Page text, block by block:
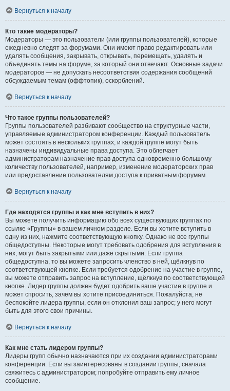
Вернуться к началу
Кто такие модераторы?
Модераторы — это пользователи (или группы пользователей), которые
ежедневно следят за форумами. Они имеют право редактировать или
удалять сообщения, закрывать, открывать, перемещать, удалять и
объединять темы на форуме, за который они отвечают. Основные задачи
модераторов — не допускать несоответствия содержания сообщений
обсуждаемым темам (оффтопик), оскорблений.
Вернуться к началу
Что такое группы пользователей?
Группы пользователей разбивают сообщество на структурные части,
управляемые администратором конференции. Каждый пользователь
может состоять в нескольких группах, и каждой группе могут быть
назначены индивидуальные права доступа. Это облегчает
администраторам назначение прав доступа одновременно большому
количеству пользователей, например, изменение модераторских прав
или предоставление пользователям доступа к приватным форумам.
Вернуться к началу
Где находятся группы и как мне вступить в них?
Вы можете получить информацию обо всех существующих группах по
ссылке «Группы» в вашем личном разделе. Если вы хотите вступить в
одну из них, нажмите соответствующую кнопку. Однако не все группы
общедоступны. Некоторые могут требовать одобрения для вступления в
них, могут быть закрытыми или даже скрытыми. Если группа
общедоступна, то вы можете запросить членство в ней, щёлкнув по
соответствующей кнопке. Если требуется одобрение на участие в группе,
вы можете отправить запрос на вступление, щёлкнув по соответствующей
кнопке. Лидер группы должен будет одобрить ваше участие в группе и
может спросить, зачем вы хотите присоединиться. Пожалуйста, не
беспокойте лидера группы, если он отклонил ваш запрос; у него могут
быть для этого свои причины.
Вернуться к началу
Как мне стать лидером группы?
Лидеры групп обычно назначаются при их создании администраторами
конференции. Если вы заинтересованы в создании группы, сначала
свяжитесь с администратором; попробуйте отправить ему личное
сообщение.